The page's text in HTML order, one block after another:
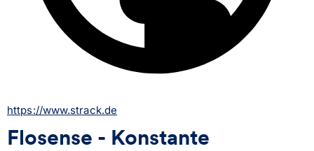
https://www.strack.de
Flosense - Konstante